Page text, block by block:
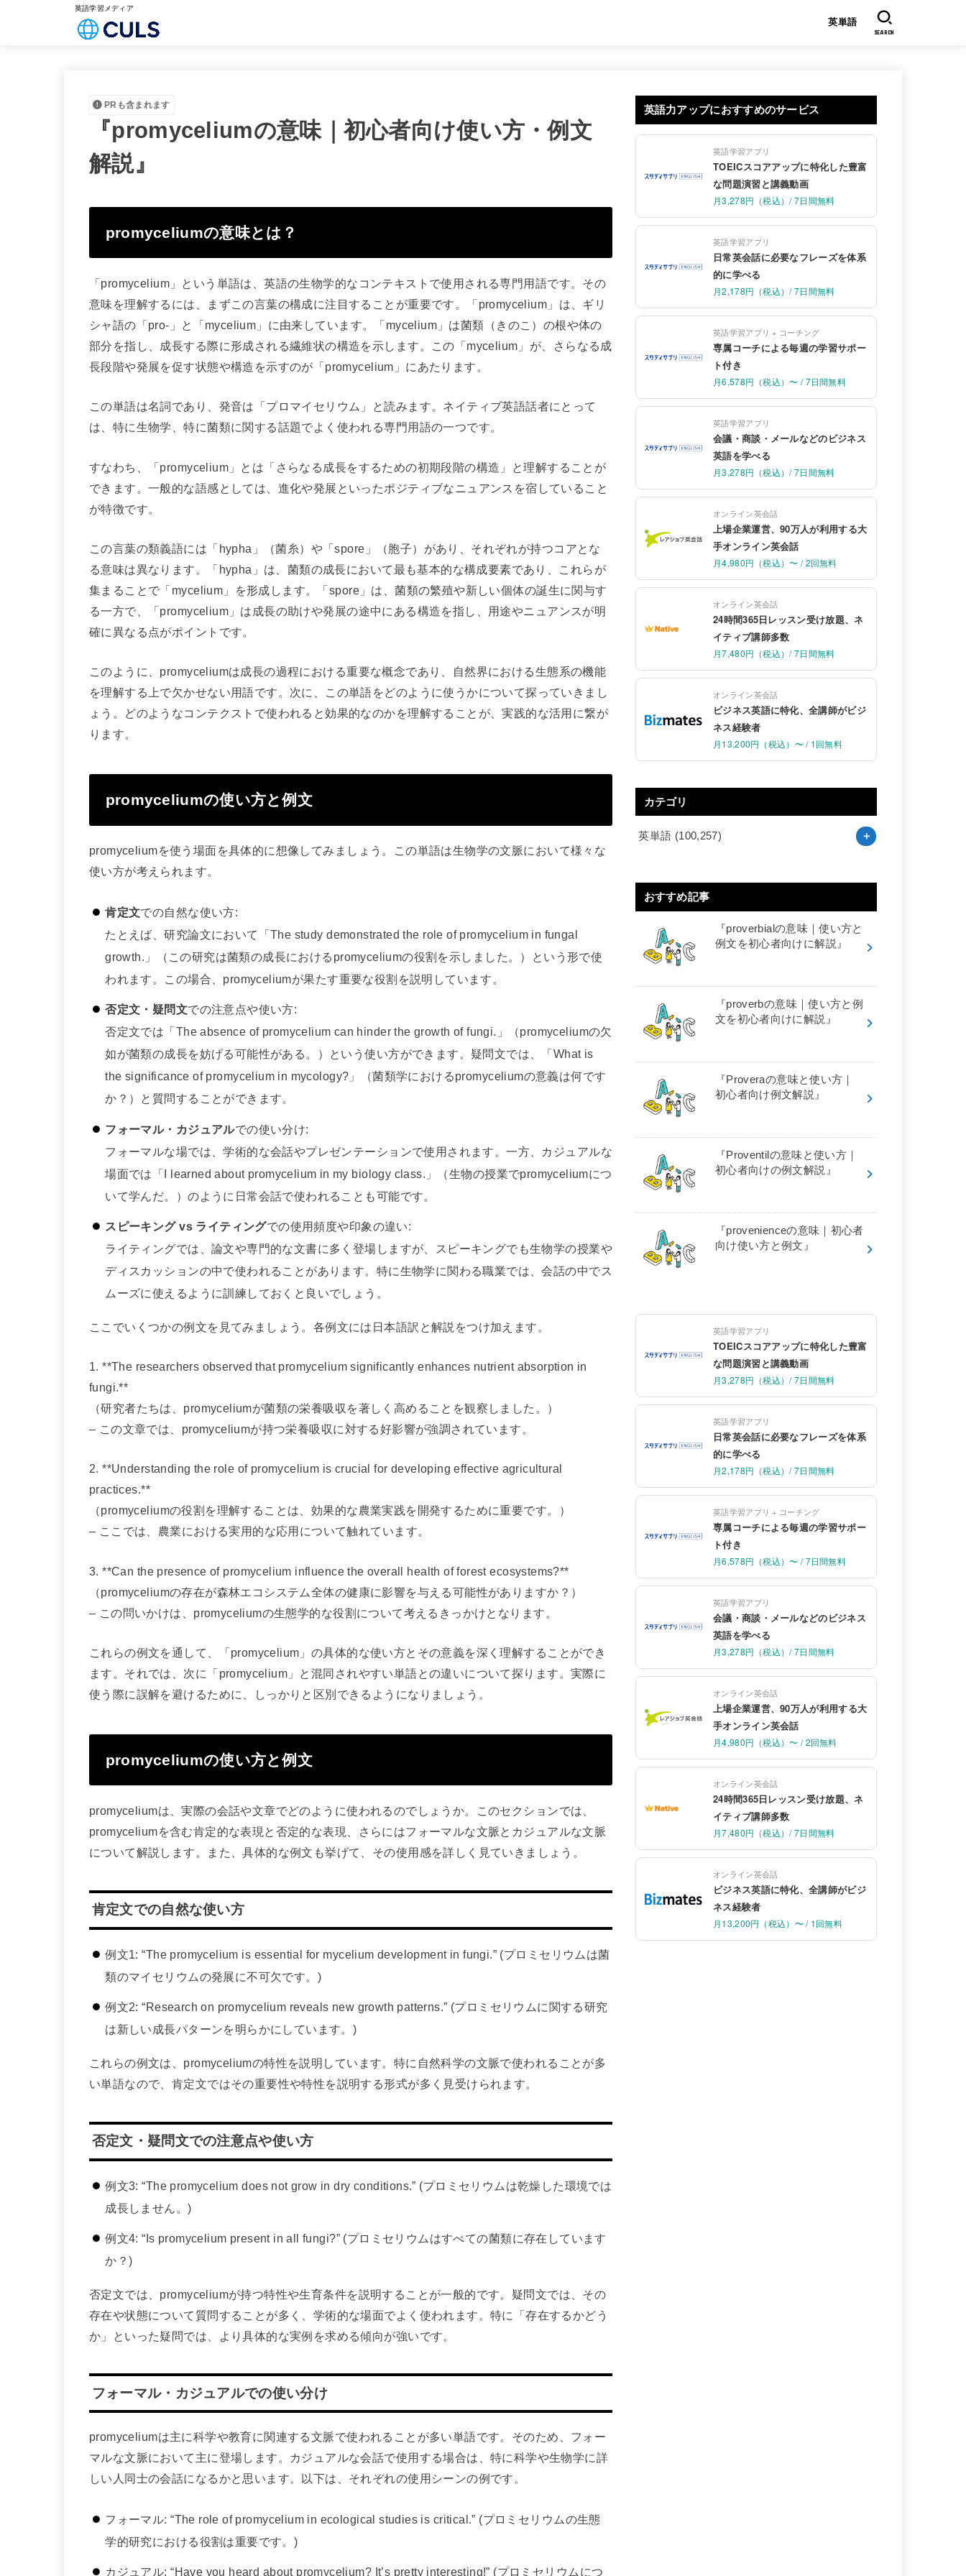
英語学習メディア
英単語
SEARCH
PRも含まれます
『promyceliumの意味｜初心者向け使い方・例文
解説』
promyceliumの意味とは？
「promycelium」という単語は、英語の生物学的なコンテキストで使用される専門用語です。その
意味を理解するには、まずこの言葉の構成に注目することが重要です。「promycelium」は、ギリ
シャ語の「pro-」と「mycelium」に由来しています。「mycelium」は菌類（きのこ）の根や体の
部分を指し、成長する際に形成される繊維状の構造を示します。この「mycelium」が、さらなる成
長段階や発展を促す状態や構造を示すのが「promycelium」にあたります。
この単語は名詞であり、発音は「プロマイセリウム」と読みます。ネイティブ英語話者にとって
は、特に生物学、特に菌類に関する話題でよく使われる専門用語の一つです。
すなわち、「promycelium」とは「さらなる成長をするための初期段階の構造」と理解することが
できます。一般的な語感としては、進化や発展といったポジティブなニュアンスを宿していること
が特徴です。
この言葉の類義語には「hypha」（菌糸）や「spore」（胞子）があり、それぞれが持つコアとな
る意味は異なります。「hypha」は、菌類の成長において最も基本的な構成要素であり、これらが
集まることで「mycelium」を形成します。「spore」は、菌類の繁殖や新しい個体の誕生に関与す
る一方で、「promycelium」は成長の助けや発展の途中にある構造を指し、用途やニュアンスが明
確に異なる点がポイントです。
このように、promyceliumは成長の過程における重要な概念であり、自然界における生態系の機能
を理解する上で欠かせない用語です。次に、この単語をどのように使うかについて探っていきまし
ょう。どのようなコンテクストで使われると効果的なのかを理解することが、実践的な活用に繋が
ります。
promyceliumの使い方と例文
promyceliumを使う場面を具体的に想像してみましょう。この単語は生物学の文脈において様々な
使い方が考えられます。
肯定文での自然な使い方:
たとえば、研究論文において「The study demonstrated the role of promycelium in fungal
growth.」（この研究は菌類の成長におけるpromyceliumの役割を示しました。）という形で使
われます。この場合、promyceliumが果たす重要な役割を説明しています。
否定文・疑問文での注意点や使い方:
否定文では「The absence of promycelium can hinder the growth of fungi.」（promyceliumの欠
如が菌類の成長を妨げる可能性がある。）という使い方ができます。疑問文では、「What is
the significance of promycelium in mycology?」（菌類学におけるpromyceliumの意義は何です
か？）と質問することができます。
フォーマル・カジュアルでの使い分け:
フォーマルな場では、学術的な会話やプレゼンテーションで使用されます。一方、カジュアルな
場面では「I learned about promycelium in my biology class.」（生物の授業でpromyceliumにつ
いて学んだ。）のように日常会話で使われることも可能です。
スピーキング vs ライティングでの使用頻度や印象の違い:
ライティングでは、論文や専門的な文書に多く登場しますが、スピーキングでも生物学の授業や
ディスカッションの中で使われることがあります。特に生物学に関わる職業では、会話の中でス
ムーズに使えるように訓練しておくと良いでしょう。
ここでいくつかの例文を見てみましょう。各例文には日本語訳と解説をつけ加えます。
1. **The researchers observed that promycelium significantly enhances nutrient absorption in
fungi.**
（研究者たちは、promyceliumが菌類の栄養吸収を著しく高めることを観察しました。）
– この文章では、promyceliumが持つ栄養吸収に対する好影響が強調されています。
2. **Understanding the role of promycelium is crucial for developing effective agricultural
practices.**
（promyceliumの役割を理解することは、効果的な農業実践を開発するために重要です。）
– ここでは、農業における実用的な応用について触れています。
3. **Can the presence of promycelium influence the overall health of forest ecosystems?**
（promyceliumの存在が森林エコシステム全体の健康に影響を与える可能性がありますか？）
– この問いかけは、promyceliumの生態学的な役割について考えるきっかけとなります。
これらの例文を通して、「promycelium」の具体的な使い方とその意義を深く理解することができ
ます。それでは、次に「promycelium」と混同されやすい単語との違いについて探ります。実際に
使う際に誤解を避けるために、しっかりと区別できるようになりましょう。
promyceliumの使い方と例文
promyceliumは、実際の会話や文章でどのように使われるのでしょうか。このセクションでは、
promyceliumを含む肯定的な表現と否定的な表現、さらにはフォーマルな文脈とカジュアルな文脈
について解説します。また、具体的な例文も挙げて、その使用感を詳しく見ていきましょう。
肯定文での自然な使い方
例文1: “The promycelium is essential for mycelium development in fungi.” (プロミセリウムは菌
類のマイセリウムの発展に不可欠です。)
例文2: “Research on promycelium reveals new growth patterns.” (プロミセリウムに関する研究
は新しい成長パターンを明らかにしています。)
これらの例文は、promyceliumの特性を説明しています。特に自然科学の文脈で使われることが多
い単語なので、肯定文ではその重要性や特性を説明する形式が多く見受けられます。
否定文・疑問文での注意点や使い方
例文3: “The promycelium does not grow in dry conditions.” (プロミセリウムは乾燥した環境では
成長しません。)
例文4: “Is promycelium present in all fungi?” (プロミセリウムはすべての菌類に存在しています
か？)
否定文では、promyceliumが持つ特性や生育条件を説明することが一般的です。疑問文では、その
存在や状態について質問することが多く、学術的な場面でよく使われます。特に「存在するかどう
か」といった疑問では、より具体的な実例を求める傾向が強いです。
フォーマル・カジュアルでの使い分け
promyceliumは主に科学や教育に関連する文脈で使われることが多い単語です。そのため、フォー
マルな文脈において主に登場します。カジュアルな会話で使用する場合は、特に科学や生物学に詳
しい人同士の会話になるかと思います。以下は、それぞれの使用シーンの例です。
フォーマル: “The role of promycelium in ecological studies is critical.” (プロミセリウムの生態
学的研究における役割は重要です。)
カジュアル: “Have you heard about promycelium? It’s pretty interesting!” (プロミセリウムにつ
英語力アップにおすすめのサービス
英語学習アプリ
TOEICスコアアップに特化した豊富
な問題演習と講義動画
月3,278円（税込）/ 7日間無料
英語学習アプリ
日常英会話に必要なフレーズを体系
的に学べる
月2,178円（税込）/ 7日間無料
英語学習アプリ + コーチング
専属コーチによる毎週の学習サポー
ト付き
月6,578円（税込）〜 / 7日間無料
英語学習アプリ
会議・商談・メールなどのビジネス
英語を学べる
月3,278円（税込）/ 7日間無料
オンライン英会話
上場企業運営、90万人が利用する大
手オンライン英会話
月4,980円（税込）〜 / 2回無料
オンライン英会話
24時間365日レッスン受け放題、ネ
イティブ講師多数
月7,480円（税込）/ 7日間無料
オンライン英会話
ビジネス英語に特化、全講師がビジ
ネス経験者
月13,200円（税込）〜 / 1回無料
カテゴリ
英単語 (100,257)
おすすめ記事
『proverbialの意味｜使い方と
例文を初心者向けに解説』
『proverbの意味｜使い方と例
文を初心者向けに解説』
『Proveraの意味と使い方｜
初心者向け例文解説』
『Proventilの意味と使い方｜
初心者向けの例文解説』
『provenienceの意味｜初心者
向け使い方と例文』
英語学習アプリ
TOEICスコアアップに特化した豊富
な問題演習と講義動画
月3,278円（税込）/ 7日間無料
英語学習アプリ
日常英会話に必要なフレーズを体系
的に学べる
月2,178円（税込）/ 7日間無料
英語学習アプリ + コーチング
専属コーチによる毎週の学習サポー
ト付き
月6,578円（税込）〜 / 7日間無料
英語学習アプリ
会議・商談・メールなどのビジネス
英語を学べる
月3,278円（税込）/ 7日間無料
オンライン英会話
上場企業運営、90万人が利用する大
手オンライン英会話
月4,980円（税込）〜 / 2回無料
オンライン英会話
24時間365日レッスン受け放題、ネ
イティブ講師多数
月7,480円（税込）/ 7日間無料
オンライン英会話
ビジネス英語に特化、全講師がビジ
ネス経験者
月13,200円（税込）〜 / 1回無料